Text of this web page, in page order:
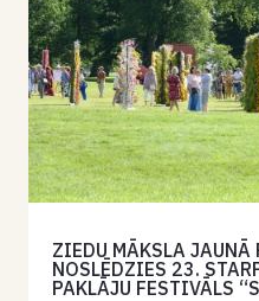
ZIEDU MĀKSLA
NOSLĒDZIES 23.
PAKLĀJU FESTIVĀLS